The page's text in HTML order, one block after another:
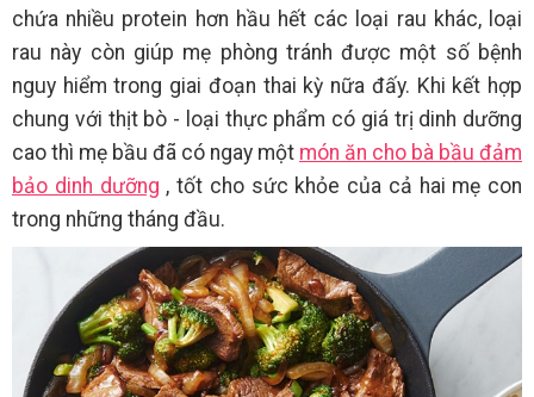
chứa nhiều protein hơn hầu hết các loại rau khác, loại
rau này còn giúp mẹ phòng tránh được một số bệnh
nguy hiểm trong giai đoạn thai kỳ nữa đấy. Khi kết hợp
chung với thịt bò - loại thực phẩm có giá trị dinh dưỡng
cao thì mẹ bầu đã có ngay một món ăn cho bà bầu đảm
bảo dinh dưỡng , tốt cho sức khỏe của cả hai mẹ con
trong những tháng đầu.